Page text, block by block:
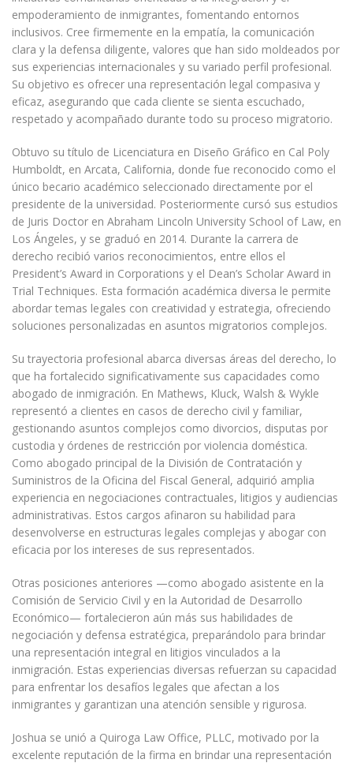
empoderamiento de inmigrantes, fomentando entornos
inclusivos. Cree firmemente en la empatía, la comunicación
clara y la defensa diligente, valores que han sido moldeados por
sus experiencias internacionales y su variado perfil profesional.
Su objetivo es ofrecer una representación legal compasiva y
eficaz, asegurando que cada cliente se sienta escuchado,
respetado y acompañado durante todo su proceso migratorio.
Obtuvo su título de Licenciatura en Diseño Gráfico en Cal Poly
Humboldt, en Arcata, California, donde fue reconocido como el
único becario académico seleccionado directamente por el
presidente de la universidad. Posteriormente cursó sus estudios
de Juris Doctor en Abraham Lincoln University School of Law, en
Los Ángeles, y se graduó en 2014. Durante la carrera de
derecho recibió varios reconocimientos, entre ellos el
President’s Award in Corporations y el Dean’s Scholar Award in
Trial Techniques. Esta formación académica diversa le permite
abordar temas legales con creatividad y estrategia, ofreciendo
soluciones personalizadas en asuntos migratorios complejos.
Su trayectoria profesional abarca diversas áreas del derecho, lo
que ha fortalecido significativamente sus capacidades como
abogado de inmigración. En Mathews, Kluck, Walsh & Wykle
representó a clientes en casos de derecho civil y familiar,
gestionando asuntos complejos como divorcios, disputas por
custodia y órdenes de restricción por violencia doméstica.
Como abogado principal de la División de Contratación y
Suministros de la Oficina del Fiscal General, adquirió amplia
experiencia en negociaciones contractuales, litigios y audiencias
administrativas. Estos cargos afinaron su habilidad para
desenvolverse en estructuras legales complejas y abogar con
eficacia por los intereses de sus representados.
Otras posiciones anteriores —como abogado asistente en la
Comisión de Servicio Civil y en la Autoridad de Desarrollo
Económico— fortalecieron aún más sus habilidades de
negociación y defensa estratégica, preparándolo para brindar
una representación integral en litigios vinculados a la
inmigración. Estas experiencias diversas refuerzan su capacidad
para enfrentar los desafíos legales que afectan a los
inmigrantes y garantizan una atención sensible y rigurosa.
Joshua se unió a Quiroga Law Office, PLLC, motivado por la
excelente reputación de la firma en brindar una representación